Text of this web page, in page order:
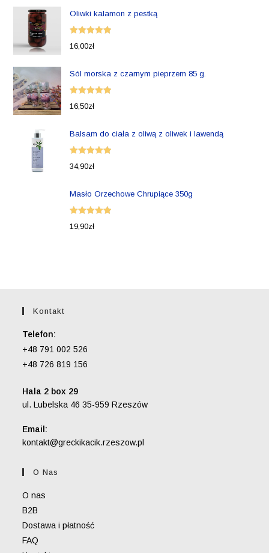
Oliwki kalamon z pestką
Oceniono
16,00zł
Sól morska z czarnym pieprzem 85 g.
Oceniono
16,50zł
Balsam do ciała z oliwą z oliwek i lawendą
Oceniono
34,90zł
Masło Orzechowe Chrupiące 350g
Oceniono
19,90zł
Kontakt
Telefon:
+48 791 002 526
+48 726 819 156
Hala 2 box 29
ul. Lubelska 46 35-959 Rzeszów
Email:
kontakt@greckikacik.rzeszow.pl
O Nas
O nas
B2B
Dostawa i płatność
FAQ